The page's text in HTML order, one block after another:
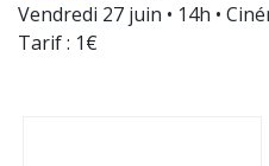
Vendredi 27 juin • 14h •
Tarif : 1€